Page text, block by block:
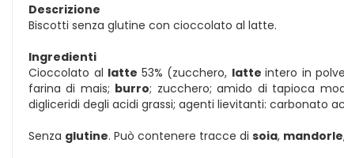
Descrizione
Biscotti senza glutine con cioccolato al latte.
Ingredienti
Cioccolato al latte 53% (zucchero, latte intero in
farina di mais; burro; zucchero; amido di tapioca
digliceridi degli acidi grassi; agenti lievitanti: carbonato
Senza glutine. Può contenere tracce di soia, mandorle